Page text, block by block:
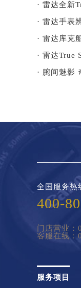
· 雷达全新
· 雷达手表
· 雷达库克
· 雷达True
· 腕间魅影
全国服务热
400-
门店营业：
客服在线：
服务项目